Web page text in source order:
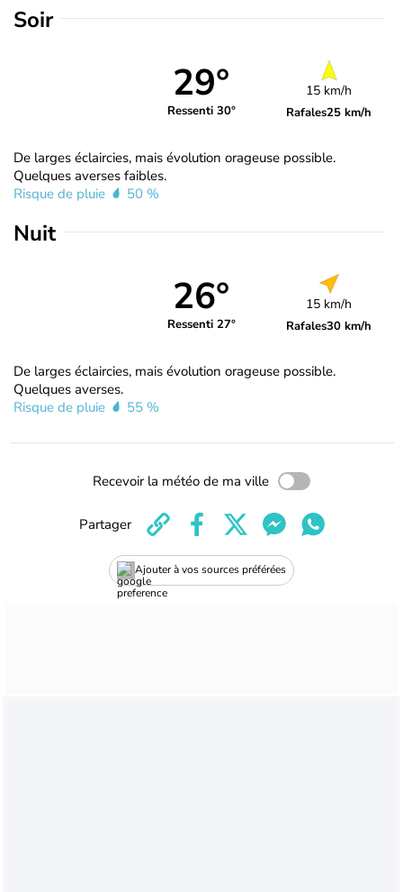
Soir
29°
Ressenti 30°
15 km/h
Rafales25 km/h
De larges éclaircies, mais évolution orageuse possible.
Quelques averses faibles.
Risque de pluie
50 %
Nuit
26°
Ressenti 27°
15 km/h
Rafales30 km/h
De larges éclaircies, mais évolution orageuse possible.
Quelques averses.
Risque de pluie
55 %
Recevoir la météo de ma ville
Ajouter à vos sources préférées
Partager